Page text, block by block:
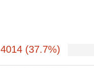
4014 (37.7%)